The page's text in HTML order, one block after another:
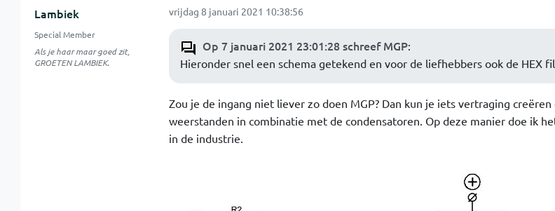
Lambiek
Special Member
Als je haar maar goed zit,
GROETEN LAMBIEK.
vrijdag 8 januari 2021 10:38:56
Op 7 januari 2021 23:01:28 schreef MGP:
Hieronder snel een schema getekend en voor de liefhebbers ook de HEX
Zou je de ingang niet liever zo doen MGP? Dan kun je iets vertraging
weerstanden in combinatie met de condensatoren. Op deze manier doe ik
in de industrie.